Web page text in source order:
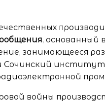
, основанный
занимающееся
Сочинский
войны